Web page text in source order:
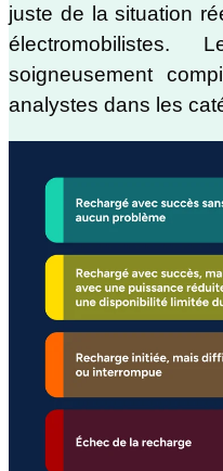
juste de la situation
électromobilistes.
soigneusement
analystes dans les